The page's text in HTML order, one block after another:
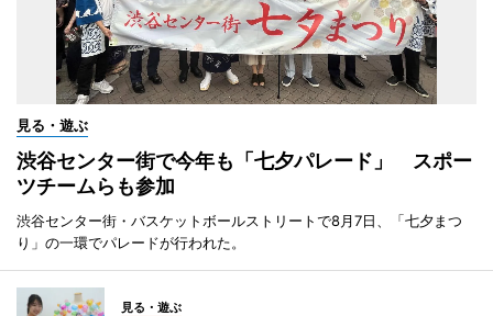
見る・遊ぶ
渋谷センター街で今年も「七夕パレード」 スポー
ツチームらも参加
渋谷センター街・バスケットボールストリートで8月7日、「七夕まつ
り」の一環でパレードが行われた。
見る・遊ぶ